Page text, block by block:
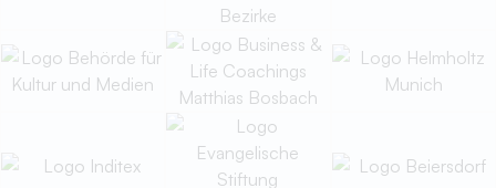
Hamburger Erklärung
der PATRONS of WELCOMING